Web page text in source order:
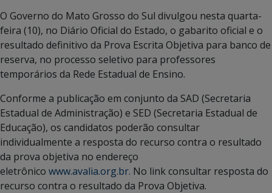
O Governo do Mato Grosso do Sul divulgou nesta quarta-
feira (10), no Diário Oficial do Estado, o gabarito oficial e o
resultado definitivo da Prova Escrita Objetiva para banco de
reserva, no processo seletivo para professores
temporários da Rede Estadual de Ensino.
Conforme a publicação em conjunto da SAD (Secretaria
Estadual de Administração) e SED (Secretaria Estadual de
Educação), os candidatos poderão consultar
individualmente a resposta do recurso contra o resultado
da prova objetiva no endereço
eletrônico www.avalia.org.br. No link consultar resposta do
recurso contra o resultado da Prova Objetiva.